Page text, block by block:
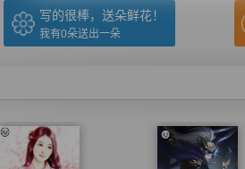
写的很棒，送朵鲜花！
我有0朵送出一朵